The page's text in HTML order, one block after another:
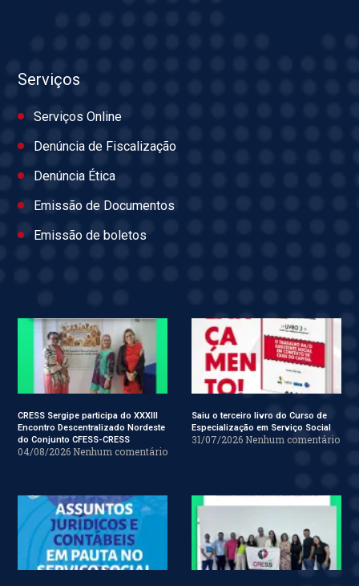
Serviços
Serviços Online
Denúncia de Fiscalização
Denúncia Ética
Emissão de Documentos
Emissão de boletos
CRESS Sergipe participa do XXXIII
Encontro Descentralizado Nordeste
do Conjunto CFESS-CRESS
04/08/2026 Nenhum comentário
Saiu o terceiro livro do Curso de
Especialização em Serviço Social
31/07/2026 Nenhum comentário